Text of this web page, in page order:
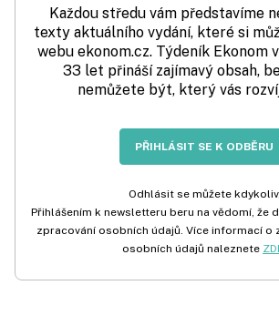
Každou středu vám představíme
texty aktuálního vydání, které si
webu ekonom.cz. Týdeník Ekonom
33 let přináší zajímavý obsah,
nemůžete být, který vás
PŘIHLÁSIT SE K ODBĚRU
Odhlásit se můžete kdykoliv.
Přihlášením k newsletteru beru na vědomí, že
zpracování osobních údajů. Více informací o
osobních údajů naleznete